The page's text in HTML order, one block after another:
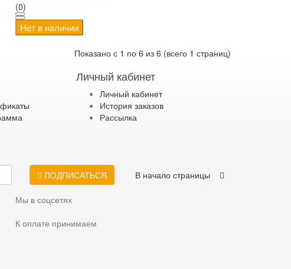
(0)
Нет в наличии
Показано с 1 по 6 из 6 (всего 1 страниц)
Личный кабинет
Личный кабинет
История заказов
Рассылка
ПОДПИСАТЬСЯ В начало страницы
Мы в соцсетях
К оплате принимаем